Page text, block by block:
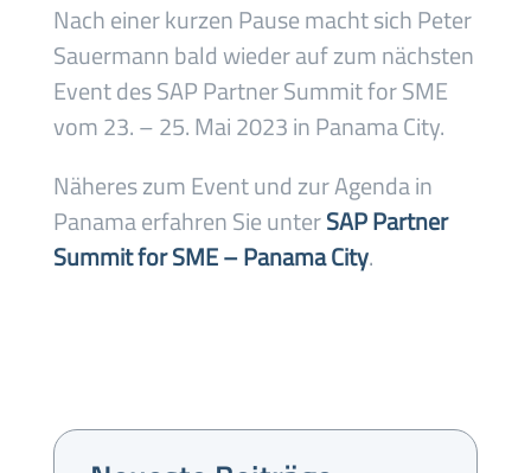
Nach einer kurzen Pause macht sich Peter
Sauermann bald wieder auf zum nächsten
Event des SAP Partner Summit for SME
vom 23. – 25. Mai 2023 in Panama City.
Näheres zum Event und zur Agenda in
Panama erfahren Sie unterSAP Partner
Summit for SME – Panama City.